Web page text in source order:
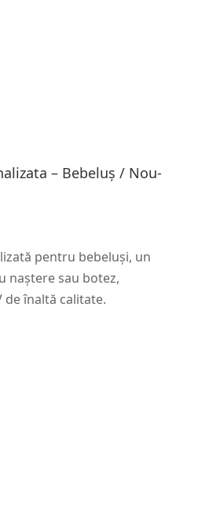
– Bebeluș / Nou-
pentru bebeluși, un
naștere sau botez,
de înaltă calitate.